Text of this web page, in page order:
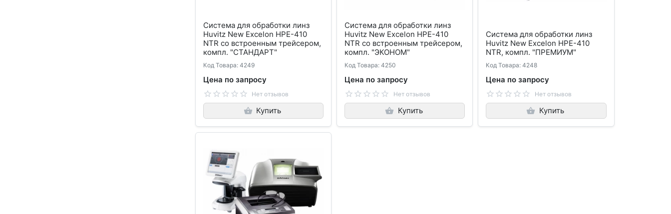
Система для обработки линз
Huvitz New Excelon HPE-410
NTR со встроенным трейсером,
компл. "СТАНДАРТ"
Код Товара: 4249
Цена по запросу
Нет отзывов
Купить
Система для обработки линз
Huvitz New Excelon HPE-410
NTR со встроенным трейсером,
компл. "ЭКОНОМ"
Код Товара: 4250
Цена по запросу
Нет отзывов
Купить
Система для обработки линз
Huvitz New Excelon HPE-410
NTR, компл. "ПРЕМИУМ"
Код Товара: 4248
Цена по запросу
Нет отзывов
Купить